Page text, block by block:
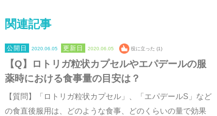
関連記事
2020.06.05 2020.06.05 役に立った (1)
【Q】ロトリガ粒状カプセルやエパデールの服
薬時における食事量の目安は？
【質問】「ロトリガ粒状カプセル」、「エパデールS」など
の食直後服用は、どのような食事、どのくらいの量で効果